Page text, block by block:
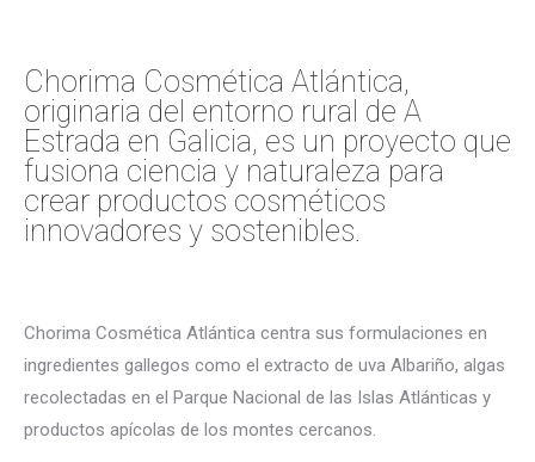
Chorima Cosmética Atlántica,
originaria del entorno rural de A
Estrada en Galicia, es un proyecto que
fusiona ciencia y naturaleza para
crear productos cosméticos
innovadores y sostenibles.
Chorima Cosmética Atlántica centra sus formulaciones en
ingredientes gallegos como el extracto de uva Albariño, algas
recolectadas en el Parque Nacional de las Islas Atlánticas y
productos apícolas de los montes cercanos.